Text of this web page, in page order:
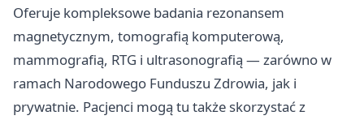
Oferuje kompleksowe badania rezonansem
magnetycznym, tomografią komputerową,
mammografią, RTG i ultrasonografią — zarówno w
ramach Narodowego Funduszu Zdrowia, jak i
prywatnie. Pacjenci mogą tu także skorzystać z